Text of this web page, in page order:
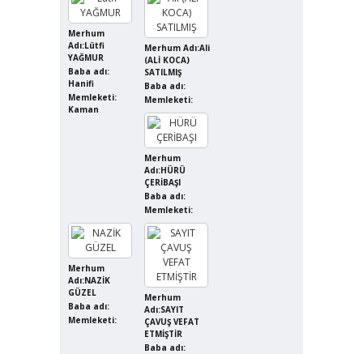
Merhum
Adı:Lütfi
YAĞMUR
Baba adı:
Hanifi
Memleketi:
Kaman
Merhum Adı:Ali
(ALİ KOCA)
SATILMIŞ
Baba adı:
Memleketi:
Merhum
Adı:HÜRÜ
ÇERİBAŞI
Baba adı:
Memleketi:
Merhum
Adı:NAZİK
GÜZEL
Baba adı:
Memleketi:
Merhum
Adı:SAYIT
ÇAVUŞ VEFAT
ETMİŞTİR
Baba adı: